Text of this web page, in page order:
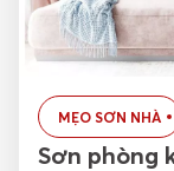
MẸO SƠN NHÀ
Sơn phòng